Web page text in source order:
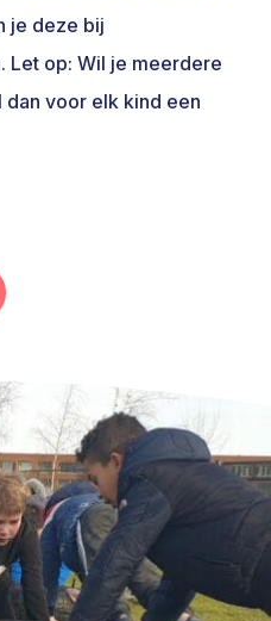
je deze bij
Let op: Wil je meerdere
dan voor elk kind een